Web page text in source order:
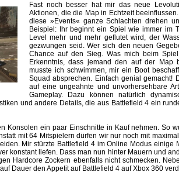
Fast noch besser hat mir das neue
Aktionen, die die Map in Echtzeit
diese »Events« ganze Schlachten drehen
Beispiel: Ihr beginnt ein Spiel wie immer im
Level mehr und mehr geflutet wird, der
gezwungen seid. Wer sich den neuen
Chance auf den Sieg. Was mich beim
Erkenntnis, dass jemand den auf der Map
musste ich schwimmen, mir ein Boot
Squad absprechen. Einfach genial gemacht!
auf eine ungeahnte und unvorhersehbare
Gameplay. Dazu können natürlich
und andere Details, die aus Battlefield 4 ein
Konsolen ein paar Einschnitte in Kauf nehmen. So
mit 64 Mitspielern dürfen wir nur noch mit
Mir stürzte Battlefield 4 im Online Modus einige
konstant liefen. Dass man nun hinter Mauern und
Hardcore Zockern ebenfalls nicht schmecken.
Dauer den Appetit auf Battlefield 4 auf Xbox 360